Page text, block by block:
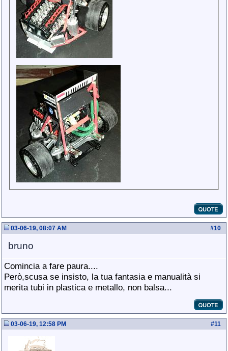
#10
03-06-19, 08:07 AM
bruno
Comincia a fare paura....
Però,scusa se insisto, la tua fantasia e manualità si
merita tubi in plastica e metallo, non balsa...
#11
03-06-19, 12:58 PM